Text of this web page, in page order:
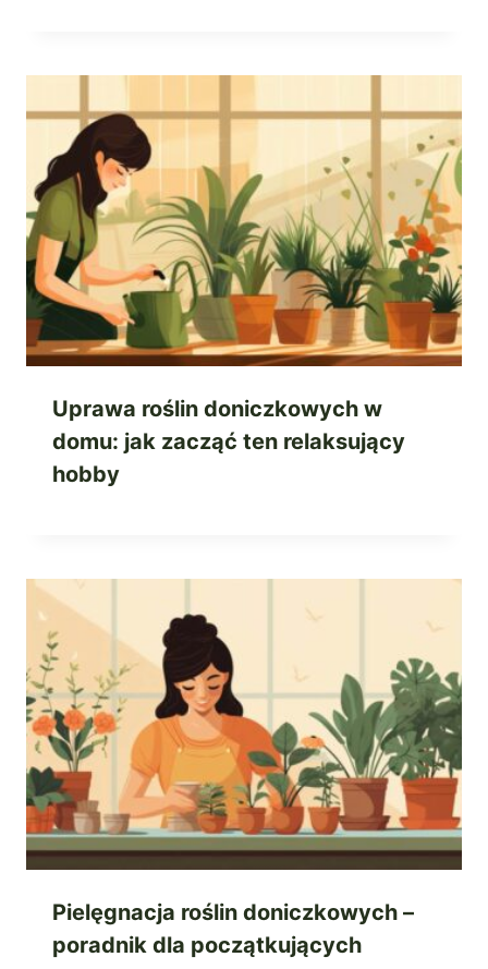
Uprawa roślin doniczkowych w
domu: jak zacząć ten relaksujący
hobby
Pielęgnacja roślin doniczkowych –
poradnik dla początkujących